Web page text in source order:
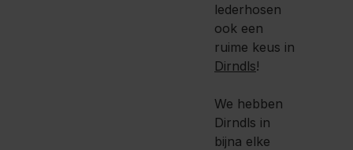
lederhosen
ook een
ruime keus in
Dirndls!
We hebben
Dirndls in
bijna elke